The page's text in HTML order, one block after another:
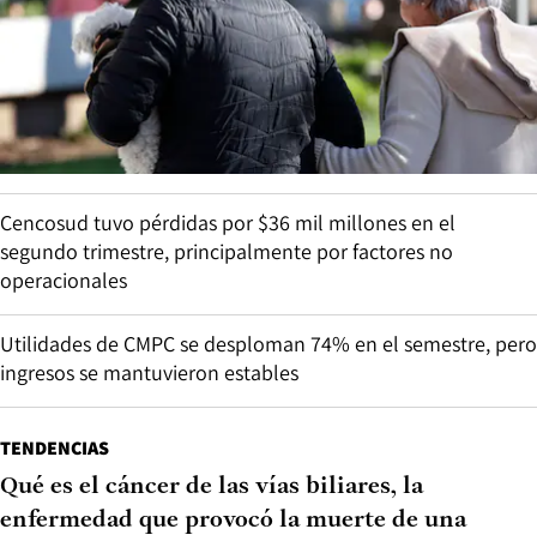
Cencosud tuvo pérdidas por $36 mil millones en el
segundo trimestre, principalmente por factores no
operacionales
Utilidades de CMPC se desploman 74% en el semestre, pero
ingresos se mantuvieron estables
TENDENCIAS
Qué es el cáncer de las vías biliares, la
enfermedad que provocó la muerte de una